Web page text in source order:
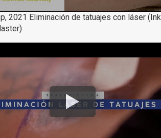
2021 Eliminación de tatuajes con láser (Ink